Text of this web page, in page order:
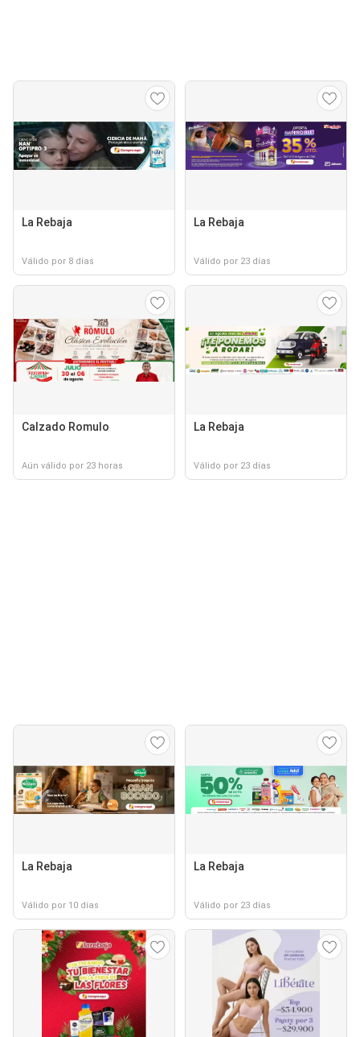
La Rebaja
Válido por 8 días
La Rebaja
Válido por 23 días
Calzado Romulo
Aún válido por 23 horas
La Rebaja
Válido por 23 días
La Rebaja
Válido por 10 días
La Rebaja
Válido por 23 días